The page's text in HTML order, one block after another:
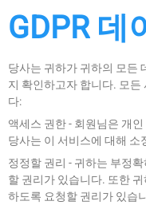
GDPR 데
당사는 귀하가 귀하의 모든
지 확인하고자 합니다. 모든
다:
액세스 권한 - 회원님은 개
당사는 이 서비스에 대해 소
정정할 권리 - 귀하는 부정
할 권리가 있습니다. 또한
하도록 요청할 권리가 있습